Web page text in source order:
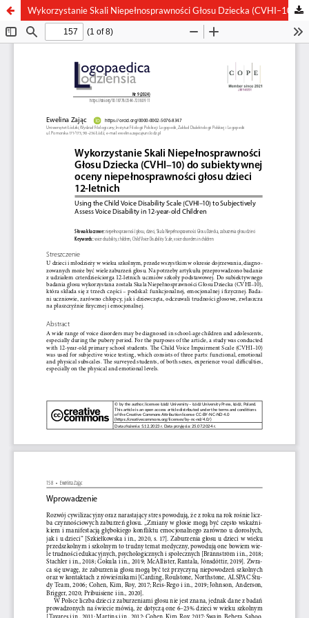
Wykorzystanie Skali Niepełnosprawności Głosu Dziecka (CVHI–10) do subiektywnej oceny niepełnosprawności głosu dzieci 12-letnich